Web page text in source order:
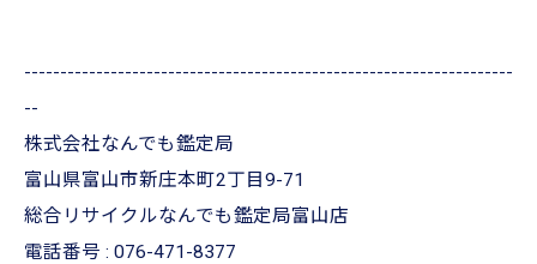
--------------------------------------------------------------------
--
株式会社なんでも鑑定局
富山県富山市新庄本町2丁目9-71
総合リサイクルなんでも鑑定局富山店
電話番号 : 076-471-8377